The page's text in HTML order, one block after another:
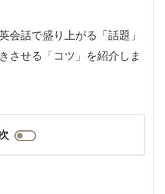
会話で盛り上がる「話題」
させる「コツ」を紹介しま